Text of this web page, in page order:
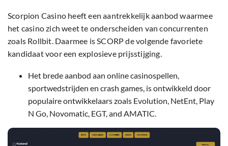
Scorpion Casino heeft een aantrekkelijk aanbod waarmee
het casino zich weet te onderscheiden van concurrenten
zoals Rollbit. Daarmee is SCORP de volgende favoriete
kandidaat voor een explosieve prijsstijging.
Het brede aanbod aan online casinospellen,
sportwedstrijden en crash games, is ontwikkeld door
populaire ontwikkelaars zoals Evolution, NetEnt, Play
N Go, Novomatic, EGT, and AMATIC.